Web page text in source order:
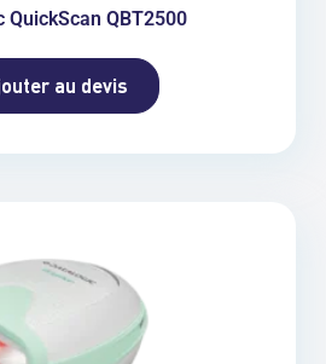
QuickScan QBT2500
au devis